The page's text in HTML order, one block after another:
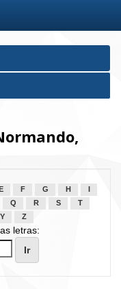
E F G H
Q R S
T
Y Z
letras: